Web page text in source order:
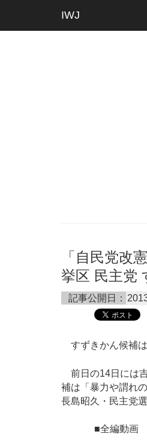
IWJ
「自民党改
挙区 民主党
記事公開日：
すずきかん候補は
前日の14日には
補は「暴力や謂れ
長島昭久・民主党
■全編動画